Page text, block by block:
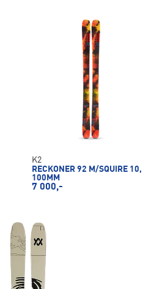
K2
RECKONER 92 M/SQUIRE 10,
100MM
7 000,-